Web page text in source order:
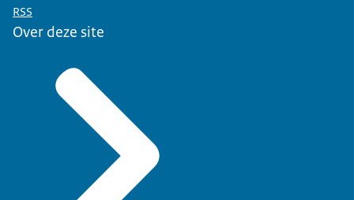
website staatsexamensnt2.nl
alle andere taalinstituten die een cursus
Nederlands kunnen aanbieden op het juiste
taalniveau en met de juiste cursusonderdelen (lezen,
schrijven, spreken en luisteren).
RSS
Over deze site